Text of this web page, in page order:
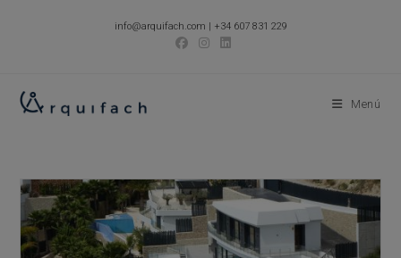
info@arquifach.com | +34 607 831 229
Menú